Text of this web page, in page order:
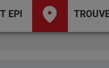
EPI place